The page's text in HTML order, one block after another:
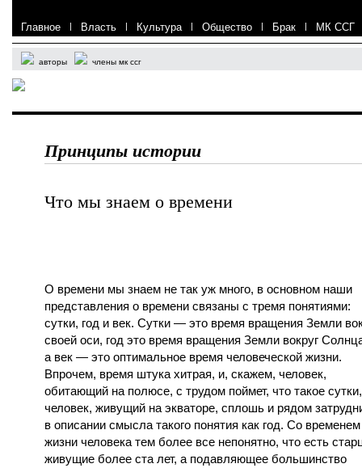
Главное | Власть | Культура | Общество | Брак | МК ССГ
авторы члены мк ссг
Принципы истории
Что мы знаем о времени
О времени мы знаем не так уж много, в основном наши
представления о времени связаны с тремя понятиями:
сутки, год и век. Сутки — это время вращения Земли
своей оси, год это время вращения Земли вокруг
а век — это оптимальное время человеческой жизни.
Впрочем, время штука хитрая, и, скажем, человек,
обитающий на полюсе, с трудом поймет, что такое
человек, живущий на экваторе, сплошь и рядом
в описании смысла такого понятия как год. Со временем
жизни человека тем более все непонятно, что есть
живущие более ста лет, а подавляющее большинство